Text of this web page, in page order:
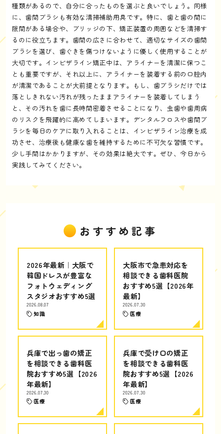
種類があるので、自分に合ったものを選ぶと良いでしょう。同様
に、歯間ブラシも有効な清掃補助用具です。特に、歯と歯の間に
隙間がある場合や、ブリッジの下、矯正装置の周囲などを清掃す
るのに役立ちます。歯間の広さに合わせて、適切なサイズの歯間
ブラシを選び、歯ぐきを傷つけないように優しく使用することが
大切です。インビザライン矯正中は、アライナーを清潔に保つこ
とも重要ですが、それ以上に、アライナーを装着する前の口腔内
が清潔であることが大前提となります。もし、歯ブラシだけでは
落としきれない汚れが残ったままアライナーを装着してしまう
と、その汚れを歯に長時間密着させることになり、虫歯や歯周病
のリスクを飛躍的に高めてしまいます。デンタルフロスや歯間ブ
ラシを毎日のケアに取り入れることは、インビザライン治療を成
功させ、治療後も健康な歯を維持するために不可欠な習慣です。
少し手間はかかりますが、その効果は絶大です。ぜひ、今日から
実践してみてください。
おすすめ記事
2026年最新｜大阪で
韓国ドレスが豊富な
フォトウェディング
スタジオおすすめ5選
2026.08.07
知識
大阪市で急患対応を
相談できる歯科医院
おすすめ5選【2026年
最新】
2026.07.30
医療
兵庫で出っ歯の矯正
を相談できる歯科医
院おすすめ5選【2026
年最新】
2026.07.30
医療
兵庫で受け口の矯正
を相談できる歯科医
院おすすめ5選【2026
年最新】
2026.07.30
医療